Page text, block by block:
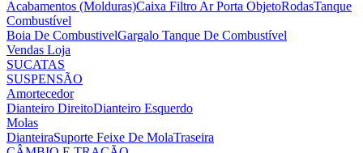
Acabamentos (Molduras)Caixa Filtro ArPorta ObjetoRodasTanque
Combustível
Boia De CombustivelGargalo Tanque De Combustível
Vendas Loja
SUCATAS
SUSPENSÃO
Amortecedor
Dianteiro DireitoDianteiro Esquerdo
Molas
DianteiraSuporte Feixe De MolaTraseira